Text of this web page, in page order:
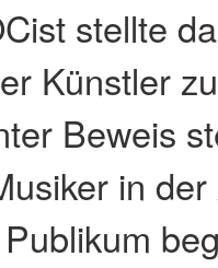
stellte
Künstler
Beweis
in